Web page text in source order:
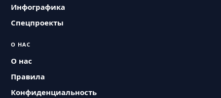
Инфографика
Спецпроекты
О НАС
О нас
Правила
Конфиденциальность